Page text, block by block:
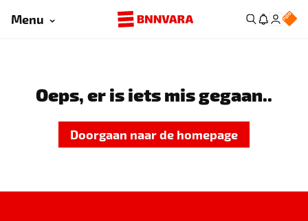
Menu
Oeps, er is iets mis gegaan..
Doorgaan naar de homepage